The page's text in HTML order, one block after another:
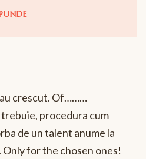
crescut. Of………
procedura cum
de un talent anume la
Only for the chosen ones!